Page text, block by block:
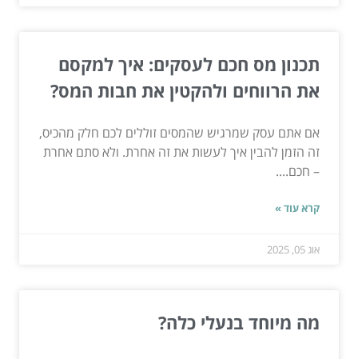
תכנון מס חכם לעסקים: איך למקסם
את הרווחים ולהקטין את חבות המס?
אם אתם עסק שמרגיש שהמסים זוללים לכם חלק מהכיס,
זה הזמן להבין איך לעשות את זה אחרת. ולא סתם אחרת
– חכם....
קרא עוד »
אוג 05, 2025
מה מיוחד בנעלי כלה?